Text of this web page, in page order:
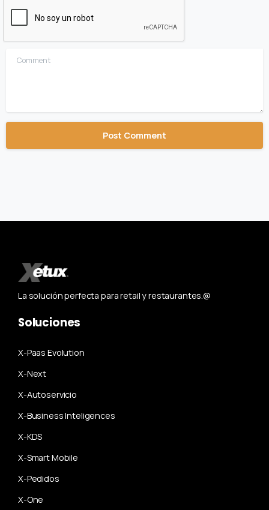
Comment
La solución perfecta para retail y restaurantes.@
Soluciones
X-Paas Evolution
X-Next
X-Autoservicio
X-Business Inteligences
X-KDS
X-Smart Mobile
X-Pedidos
X-One